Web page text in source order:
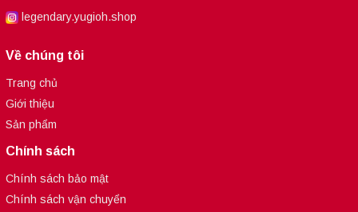
legendary.yugioh.shop
Về chúng tôi
Trang chủ
Giới thiệu
Sản phẩm
Chính sách
Chính sách bảo mật
Chính sách vận chuyển